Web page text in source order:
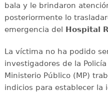
bala y le brindaron
posteriormente lo
emergencia del Hospital
La víctima no ha podido
investigadores de la
Ministerio Público (MP)
indicios para establecer